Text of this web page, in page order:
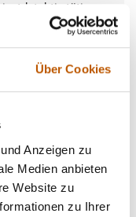
Über Cookies
Anzeigen zu
Medien anbieten
Website zu
zu Ihrer
tätig;
und
einer PPL(A)-